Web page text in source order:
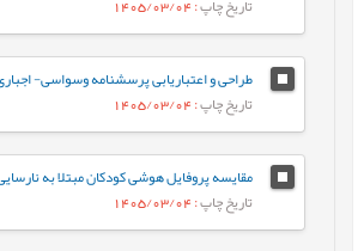
تاریخ چاپ: 1405/03/04
طراحی و اعتباریابی پرسشنامه وسواسی- اجباری
تاریخ چاپ: 1405/03/04
تاریخ چاپ: 1405/03/04